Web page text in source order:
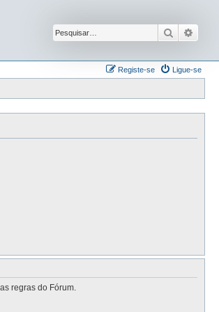
Pesquisar
Ligue-se
Registe-se
regras do Fórum.